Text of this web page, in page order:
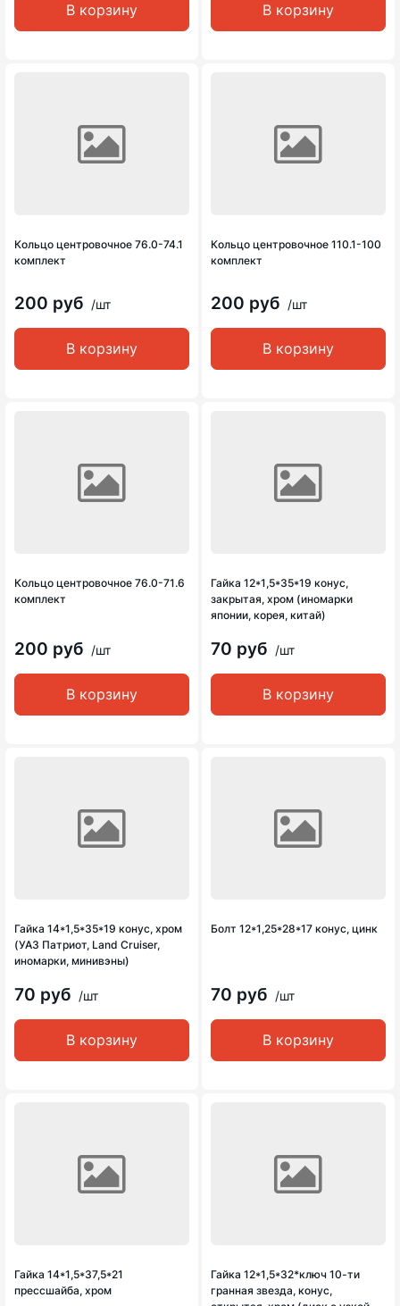
В корзину В корзину
Кольцо центровочное 76.0-74.1
комплект
200 руб /шт
В корзину
Кольцо центровочное 110.1-100
комплект
200 руб /шт
В корзину
Кольцо центровочное 76.0-71.6
комплект
200 руб /шт
В корзину
Гайка 12*1,5*35*19 конус,
закрытая, хром (иномарки
японии, корея, китай)
70 руб /шт
В корзину
Гайка 14*1,5*35*19 конус, хром
(УАЗ Патриот, Land Cruiser,
иномарки, минивэны)
70 руб /шт
В корзину
Болт 12*1,25*28*17 конус, цинк
70 руб /шт
В корзину
Гайка 14*1,5*37,5*21
прессшайба, хром
Гайка 12*1,5*32*ключ 10-ти
гранная звезда, конус,